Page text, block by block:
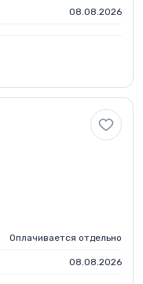
08.08.2026
Оплачивается отдельно
08.08.2026